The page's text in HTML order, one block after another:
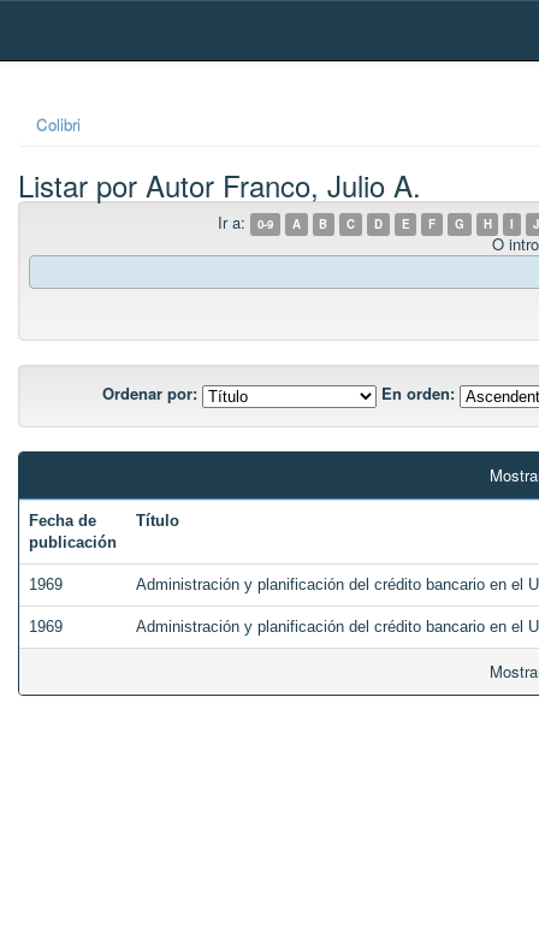
Skip
Colibri
Listar por Autor Franco, Julio A.
Ir a: 0-9 A B C D E F G H I J
O
Ordenar por: En orden:
Fecha de
publicación
Título
1969 Administración y planificación del crédito bancario en el
1969 Administración y planificación del crédito bancario en el